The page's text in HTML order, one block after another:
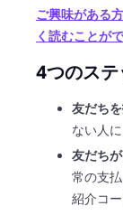
ご興味がある
く読むことが
4つのス
友だち
ない人
友だち
常の支
紹介コ